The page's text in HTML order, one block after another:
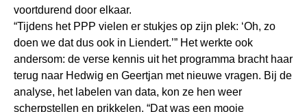
voortdurend door elkaar.
“Tijdens het PPP vielen er stukjes op zijn plek: ‘Oh, zo
doen we dat dus ook in Liendert.’” Het werkte ook
andersom: de verse kennis uit het programma bracht haar
terug naar Hedwig en Geertjan met nieuwe vragen. Bij de
analyse, het labelen van data, kon ze hen weer
scherpstellen en prikkelen. “Dat was een mooie